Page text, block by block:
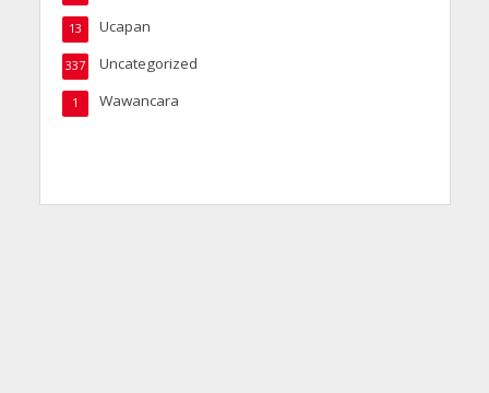
Ucapan
13
Uncategorized
337
Wawancara
1